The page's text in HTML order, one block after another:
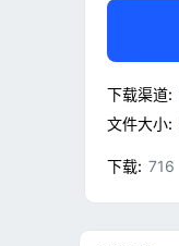
下载渠道
文件大小
下载 716